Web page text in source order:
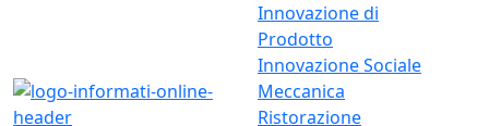
Innovazione di
Prodotto
Innovazione Sociale
Meccanica
Ristorazione